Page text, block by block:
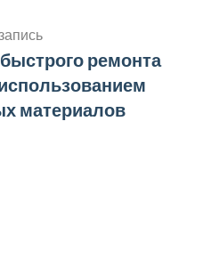
ремонта
материалов